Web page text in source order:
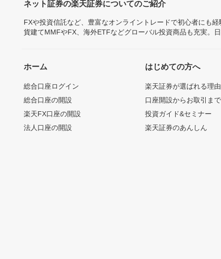
ネット証券の楽天証券についてのご紹介
FXや投資信託など、豊富なオンライントレードで初心者にも
貨建てMMFやFX、海外ETFなどグローバル投資商品も充実。
ホーム
総合口座ログイン
総合口座の開設
楽天FX口座の開設
法人口座の開設
はじめての方へ
楽天証券が選ばれる理由
口座開設からお取引ま
投資ガイド&セミナー
楽天証券のあんしん